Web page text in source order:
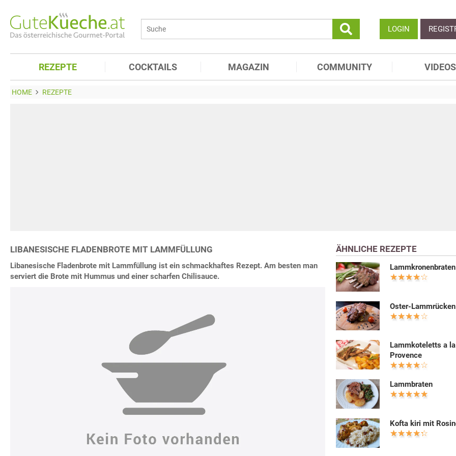
LOGIN
REZEPTE COCKTAILS MAGAZIN COMMUNITY VIDEOS
HOME REZEPTE
LIBANESISCHE FLADENBROTE MIT LAMMFÜLLUNG
Libanesische Fladenbrote mit Lammfüllung ist ein schmackhaftes Rezept. Am besten man
serviert die Brote mit Hummus und einer scharfen Chilisauce.
ÄHNLICHE REZEPTE
Lammkronenbraten
Oster-Lammrücken
Lammkoteletts a la
Provence
Lammbraten
Kofta kiri mit